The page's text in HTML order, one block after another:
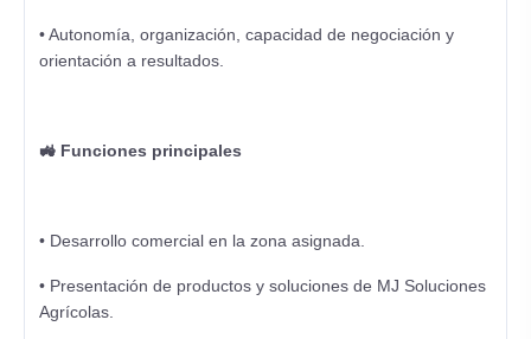
• Autonomía, organización, capacidad de negociación y
orientación a resultados.
🚜 Funciones principales
• Desarrollo comercial en la zona asignada.
• Presentación de productos y soluciones de MJ Soluciones
Agrícolas.